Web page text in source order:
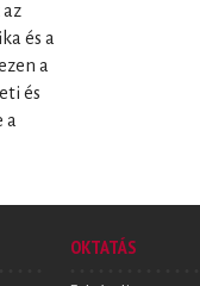
és a
a
és
a
OKTATÁS